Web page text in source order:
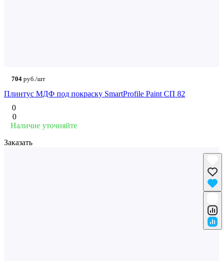
704 руб./шт
Плинтус МДФ под покраску SmartProfile Paint СП 82
0
0
Наличие уточняйте
Заказать